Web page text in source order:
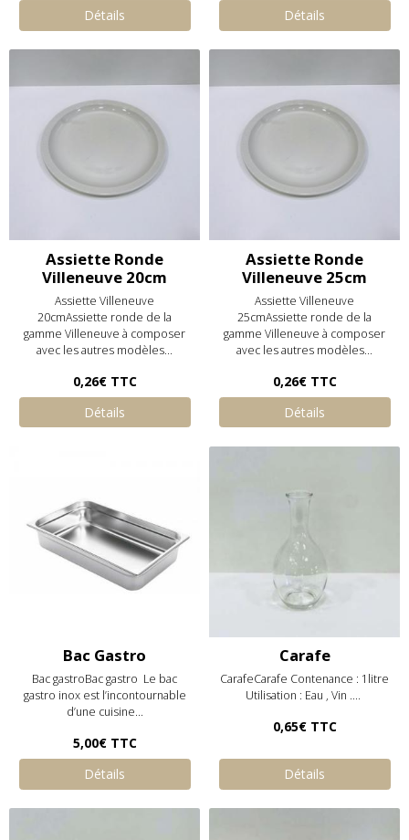
Détails
Détails
Assiette Ronde
Villeneuve 20cm
Assiette Villeneuve
20cmAssiette ronde de la
gamme Villeneuve à composer
avec les autres modèles...
0,26€ TTC
Détails
Assiette Ronde
Villeneuve 25cm
Assiette Villeneuve
25cmAssiette ronde de la
gamme Villeneuve à composer
avec les autres modèles...
0,26€ TTC
Détails
Bac Gastro
Bac gastroBac gastro Le bac
gastro inox est l’incontournable
d’une cuisine...
5,00€ TTC
Détails
Carafe
CarafeCarafe Contenance : 1litre
Utilisation : Eau , Vin ....
0,65€ TTC
Détails